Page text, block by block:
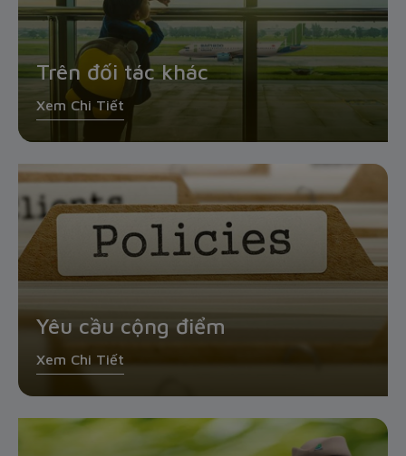
Trên đối tác khác
Xem Chi Tiết
Yêu cầu cộng điểm
Xem Chi Tiết